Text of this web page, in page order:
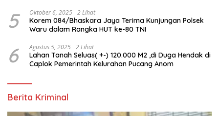
5 Oktober 6, 2025 2 Lihat
Korem 084/Bhaskara Jaya Terima Kunjungan Polsek
6 Agustus 5, 2025 2 Lihat
Lahan Tanah Seluas( +-) 120.000 M2 ,di Duga Hendak di
Caplok Pemerintah Kelurahan Pucang Anom
Berita Kriminal